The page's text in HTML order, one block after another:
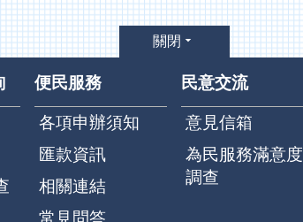
關閉
便民服務
各項申辦須知
匯款資訊
相關連結
常見問答
民意交流
意見信箱
為民服務滿意度
調查